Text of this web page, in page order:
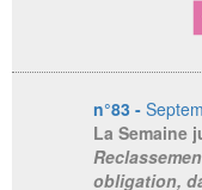
n°83 -
La Semaine
obligation,